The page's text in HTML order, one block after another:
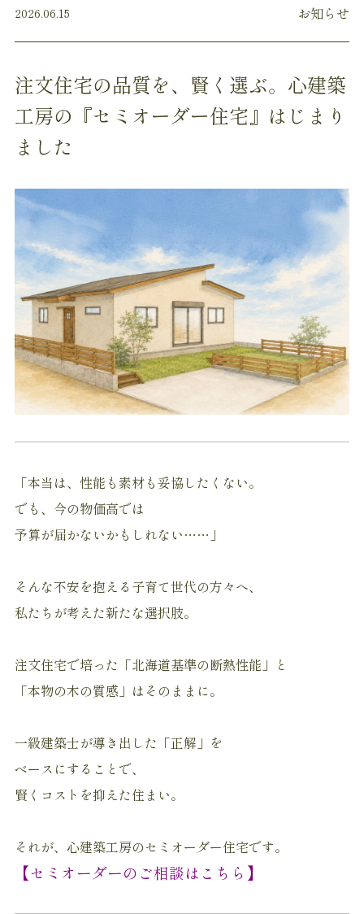
2026.06.15 お知らせ
注文住宅の品質を、賢く選ぶ。心建築
工房の『セミオーダー住宅』はじまり
ました
「本当は、性能も素材も妥協したくない。
でも、今の物価高では
予算が届かないかもしれない……」
そんな不安を抱える子育て世代の方々へ、
私たちが考えた新たな選択肢。
注文住宅で培った「北海道基準の断熱性能」と
「本物の木の質感」はそのままに。
一級建築士が導き出した「正解」を
ベースにすることで、
賢くコストを抑えた住まい。
それが、心建築工房のセミオーダー住宅です。
【セミオーダーのご相談はこちら】